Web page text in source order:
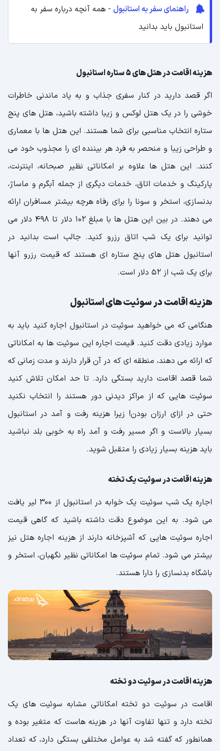
راهنمای سفر به استانبول - همه آنچه درباره سفر به
استانبول باید بدانید
هزینه اقامت در هتل های 5 ستاره استانبول
اگر قصد دارید در کنار سفری جذاب و به یاد ماندنی خاطرات
خوشی را در یک هتل لوکس و زیبا داشته باشید، هتل های پنج
ستاره انتخاب مناسبی برای شما هستند. این هتل ها با معماری
و طراحی زیبا و منحصر به فرد هر بیننده ای را مجذوب خود می
کنند. این هتل ها علاوه بر امکاناتی نظیر صبحانه، اینترنت،
پارکینگ و خدمات اتاق، خدمات دیگری از جمله آبگرم و ماساژ،
بدنسازی، استخر و سونا را برای رفاه هرچه بیشتر مسافران ارائه
می دهند. در بین این هتل ها با مبلغ 102 دلار تا 498 دلار می
توانید برای یک شب اتاق رزرو کنید. جالب است بدانید در
استانبول هتل های پنج ستاره ای هستند که قیمت رزرو آنها
برای یک شب از 52 دلار است.
هزینه اقامت در سوئیت های استانبول
هنگامی که می خواهید سوئیت در استانبول اجاره کنید باید به
موارد زیادی دقت کنید. قیمت اجاره این سوئیت ها به امکاناتی
که ارائه می دهند، منطقه ای که در آن قرار دارند و مدت زمانی که
شما قصد اقامت دارید بستگی دارد. تا حد امکان تلاش کنید
سوئیت هایی که از مراکز دیدنی دور هستند را انتخاب نکنید
حتی در ازای ارزان بودن! زیرا هزینه رفت و آمد در استانبول
بسیار بالاست و اگر مسیر رفت و آمد راه به خوبی بلد نباشید
باید هزینه بسیار زیادی را متقبل شوید.
هزینه اقامت در سوئیت یک تخته
اجاره یک شب سوئیت یک خوابه در استانبول از 300 لیر یافت
می شود. به این موضوع دقت داشته باشید که گاهی قیمت
اجاره سوئیت هایی که آشپزخانه دارند از هزینه اجاره هتل نیز
بیشتر می شود. تمام سوئیت ها امکاناتی نظیر نگهبان، استخر و
باشگاه بدنسازی را دارا هستند.
هزینه اقامت در سوئیت دو تخته
اقامت در سوئیت دو تخته امکاناتی مشابه سوئیت های یک
تخته دارد و تنها تفاوت آنها در هزینه هاست که متغیر بوده و
همانطور که گفته شد به عوامل مختلفی بستگی دارد، که تعداد